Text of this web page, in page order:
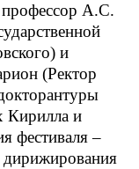
А.С.
и
(Ректор
Кирилла и
фестиваля –